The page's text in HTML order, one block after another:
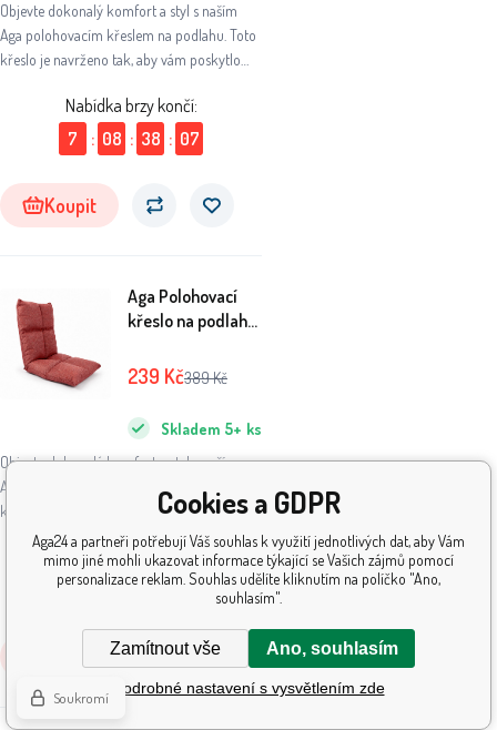
Objevte dokonalý komfort a styl s naším
Aga polohovacím křeslem na podlahu. Toto
křeslo je navrženo tak, aby vám poskytlo
chcete odpočinout vleže nebo vsedě.
Nabídka brzy končí:
7
: 08 : 38 : 07
Koupit
Aga Polohovací
křeslo na podlahu
Červené
Objevte dokonalý komfort a styl s naším
Aga polohovacím křeslem na podlahu. Toto
křeslo je navrženo tak, aby vám poskytlo
maximální pohodlí a flexibilitu, ať už si
chcete odpočinout vleže nebo vsedě.
Skladem 5+ ks
239 Kč389Kč
Nabídka brzy končí:
7
: 08 : 38 : 07
Cookies a GDPR
Aga24 a partneři potřebují Váš souhlas k využití jednotlivých dat, aby Vám
mimo jiné mohli ukazovat informace týkající se Vašich zájmů pomocí
personalizace reklam. Souhlas udělíte kliknutím na políčko "Ano,
souhlasím".
Zamítnout vše Ano, souhlasím
Podrobné nastavení s vysvětlením zde
Soukromí